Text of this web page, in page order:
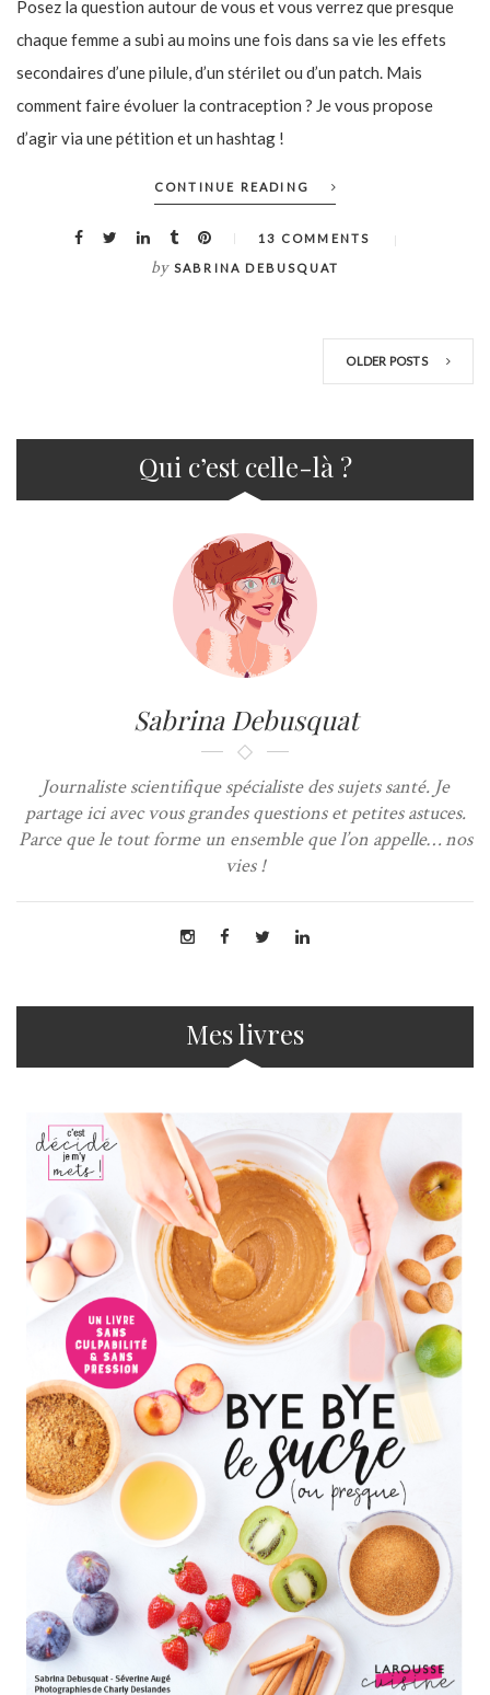
Posez la question autour de vous et vous verrez que presque
chaque femme a subi au moins une fois dans sa vie les effets
secondaires d’une pilule, d’un stérilet ou d’un patch. Mais
comment faire évoluer la contraception ? Je vous propose
d’agir via une pétition et un hashtag !
CONTINUE READING
13 COMMENTS
by SABRINA DEBUSQUAT
OLDER POSTS
Qui c’est celle-là ?
Sabrina Debusquat
Journaliste scientifique spécialiste des sujets santé. Je
partage ici avec vous grandes questions et petites astuces.
Parce que le tout forme un ensemble que l’on appelle… nos
vies !
Mes livres